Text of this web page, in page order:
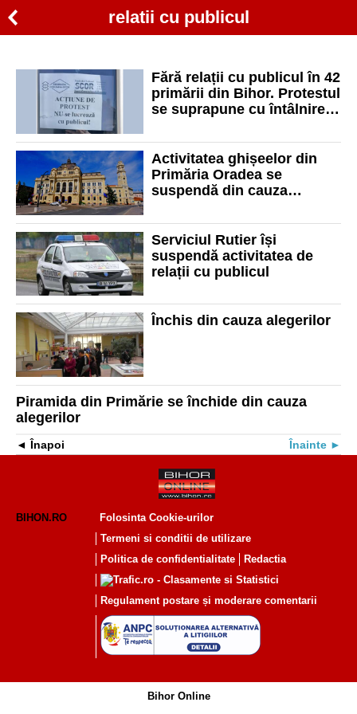
relatii cu publicul
Fără relații cu publicul în 42
primării din Bihor. Protestul
se suprapune cu întâlnirea
primari de comune
Activitatea ghișeelor din
Primăria Oradea se
suspendă din cauza
zile nu se lucrează cu
publicul
Serviciul Rutier își
suspendă activitatea de
relații cu publicul
Închis din cauza alegerilor
Piramida din Primărie se închide din cauza
alegerilor
Înapoi Înainte
BIHON.RO
Folosinta Cookie-urilor
Termeni si conditii de utilizare
Politica de confidentialitate
Redactia
Regulament postare și moderare comentarii
Bihor Online